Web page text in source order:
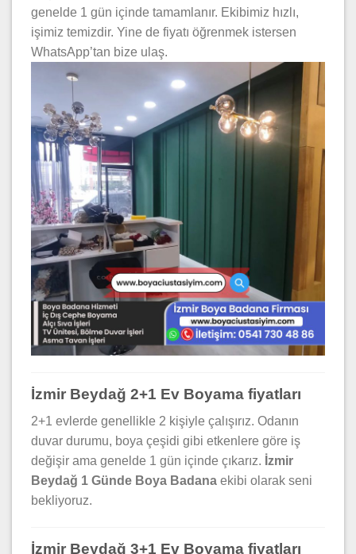
genelde 1 gün içinde tamamlanır. Ekibimiz hızlı,
işimiz temizdir. Yine de fiyatı öğrenmek istersen
WhatsApp’tan bize ulaş.
İzmir Beydağ 2+1 Ev Boyama fiyatları
2+1 evlerde genellikle 2 kişiyle çalışırız. Odanın
duvar durumu, boya çeşidi gibi etkenlere göre iş
değişir ama genelde 1 gün içinde çıkarız. İzmir
Beydağ 1 Günde Boya Badana ekibi olarak seni
bekliyoruz.
İzmir Beydağ 3+1 Ev Boyama fiyatları